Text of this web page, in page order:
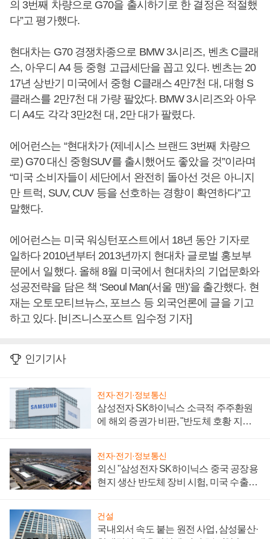
의 3번째 차량으로 G70을 출시하기로 한 결정은 적절했
다”고 평가했다.
현대차는 G70 경쟁차종으로 BMW 3시리즈, 벤츠 C클래
스, 아우디 A4 등 중형 고급세단을 꼽고 있다. 벤츠는 20
17년 상반기 미국에서 중형 C클래스 4만7천 대, 대형 S
클래스를 2만7천 대 가량 팔았다. BMW 3시리즈와 아우
디 A4도 각각 3만2천 대, 2만 대가 팔렸다.
에어런스는 “현대차가 (제네시스 브랜드 3번째 차량으
로) G70 대신 중형SUV를 출시했어도 좋았을 것”이라며
“미국 소비자들이 세단에서 완전히 돌아선 것은 아니지
만 트럭, SUV, CUV 등을 선호하는 경향이 확연하다”고
말했다.
에어런스는 미국 워싱턴포스트에서 18년 동안 기자로
일하다 2010년부터 2013년까지 현대차 글로벌 홍보부
문에서 일했다. 올해 8월 미국에서 현대차의 기업문화와
성공전략을 담은 책 ‘Seoul Man(서울 맨)’을 출간했다. 현
재는 오토모티브뉴스, 포브스 등 외국언론에 글을 기고
하고 있다. [비즈니스포스트 임수정 기자]
인기기사
전자·전기·정보통신
삼성전자 SK하이닉스 소극적 주주환원
에 해외 증권가 비판, "반도체 호황 지속
전자·전기·정보통신
외신 "삼성전자 SK하이닉스 중국 공장용
현지 생산 반도체 장비 시험, 미국 수출통
건설
국내외서 속도 붙는 원전 사업, 삼성물산·